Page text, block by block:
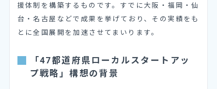
援体制を構築するものです。すでに大阪・福岡・仙
台・名古屋などで成果を挙げており、その実績をも
とに全国展開を加速させてまいります。
「47都道府県ローカルスタートアッ
プ戦略」構想の背景